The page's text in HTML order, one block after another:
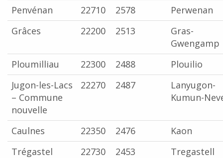
Penvénan
22710 2578
Perwenan
Grâces
22200 2513
Gras-
Gwengamp
Ploumilliau
22300 2488
Plouilio
Jugon-les-Lacs
– Commune
nouvelle
22270 2487
Lanyugon-
Kumun-
Caulnes 22350 2476
Kaon
Trégastel
22730 2453
Tregastell